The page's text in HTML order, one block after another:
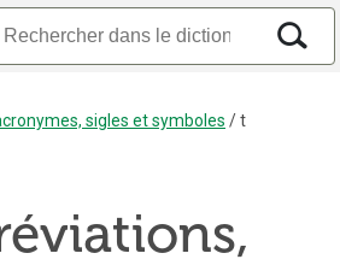
sigles et symboles /t